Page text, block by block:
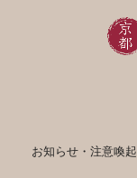
お知らせ・注意喚起